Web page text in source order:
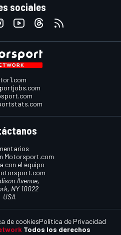
sociales
Motorsport.com
con el equipo
Avenue,
NY 10022
USA
Todos los derechos
de cookiesPolítica de Privacidad